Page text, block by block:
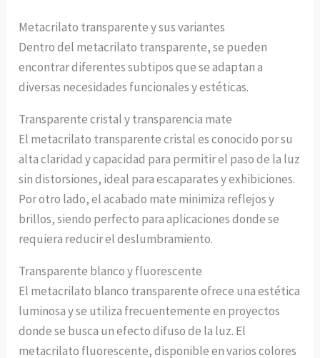
Metacrilato transparente y sus variantes
Dentro del metacrilato transparente, se pueden
encontrar diferentes subtipos que se adaptan a
diversas necesidades funcionales y estéticas.
Transparente cristal y transparencia mate
El metacrilato transparente cristal es conocido por su
alta claridad y capacidad para permitir el paso de la luz
sin distorsiones, ideal para escaparates y exhibiciones.
Por otro lado, el acabado mate minimiza reflejos y
brillos, siendo perfecto para aplicaciones donde se
requiera reducir el deslumbramiento.
Transparente blanco y fluorescente
El metacrilato blanco transparente ofrece una estética
luminosa y se utiliza frecuentemente en proyectos
donde se busca un efecto difuso de la luz. El
metacrilato fluorescente, disponible en varios colores